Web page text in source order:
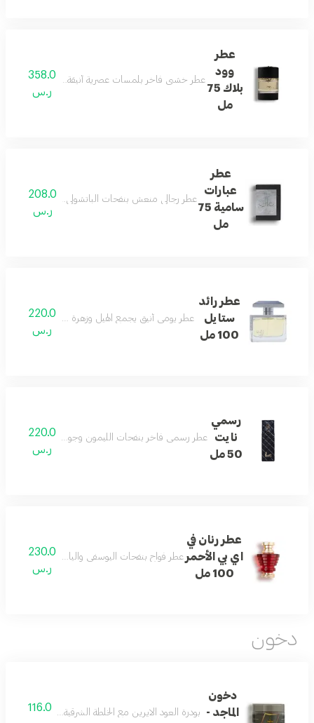
عطر
وود
بلاك 75
مل
عطر خشبي فاخر بلمسات عصرية أنيقة، مثالي للأمسيات
358.0
ر.س
عطر
عبارات
سامية 75
مل
عطر رجالي منعش بنفحات الباتشولي والحمضيات وخشب
208.0
ر.س
عطر رائد
ستايل
100 مل
عطر يومي أنيق يجمع الهيل وزهرة البرتقال والفلفل
220.0
ر.س
رسمي
نايت
50 مل
عطر رسمي فاخر بنفحات الليمون وجوزة الطيب220.0
ر.س
عطر رنان في
اي بي الأحمر
100 مل
عطر فواح بنفحات اليوسفي والياسمين والمسك
230.0
ر.س
دخون
دخون
الماجد -
بودرة العود الايرين مع الخلطة الشرقية إستخدام يومي
116.0